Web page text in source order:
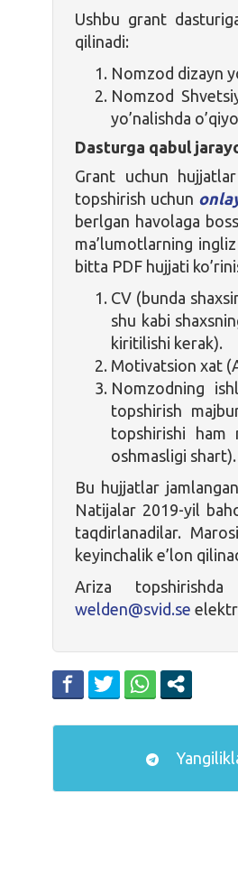
Ushbu grant
qilinadi:
Nomzod dizayn
Nomzod
yo’nalishda
Dasturga qabul
Grant uchun hujjatlar
topshirish uchun
berlgan havolaga
ma’lumotlarning
bitta PDF hujjati
CV (bunda
shu kabi
kiritilishi kerak).
Motivatsion xat
Nomzodning
topshirish
topshirishi ham
oshmasligi shart).
Bu hujjatlar
Natijalar 2019-yil
taqdirlanadilar.
keyinchalik e’lon
Ariza
welden@svid.se